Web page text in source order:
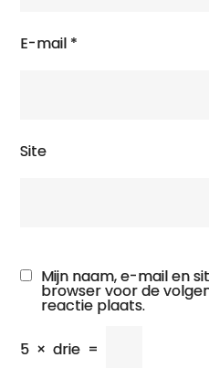
E-mail *
Site
Mijn naam, e-mail en
browser voor de
reactie plaats.
5 × drie =